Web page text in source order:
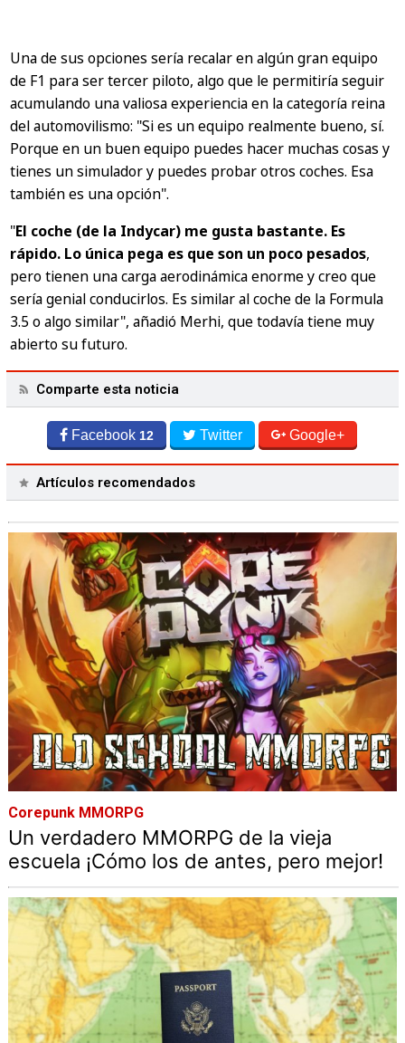
Una de sus opciones sería recalar en algún gran equipo
de F1 para ser tercer piloto, algo que le permitiría seguir
acumulando una valiosa experiencia en la categoría reina
del automovilismo: "Si es un equipo realmente bueno, sí.
Porque en un buen equipo puedes hacer muchas cosas y
tienes un simulador y puedes probar otros coches. Esa
también es una opción".
"El coche (de la Indycar) me gusta bastante. Es
rápido. Lo única pega es que son un poco pesados,
pero tienen una carga aerodinámica enorme y creo que
sería genial conducirlos. Es similar al coche de la Formula
3.5 o algo similar", añadió Merhi, que todavía tiene muy
abierto su futuro.
Comparte esta noticia
Facebook 12 Twitter Google+
Artículos recomendados
Corepunk MMORPG
Un verdadero MMORPG de la vieja
escuela ¡Cómo los de antes, pero mejor!